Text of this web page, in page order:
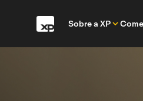
Sobre a XP